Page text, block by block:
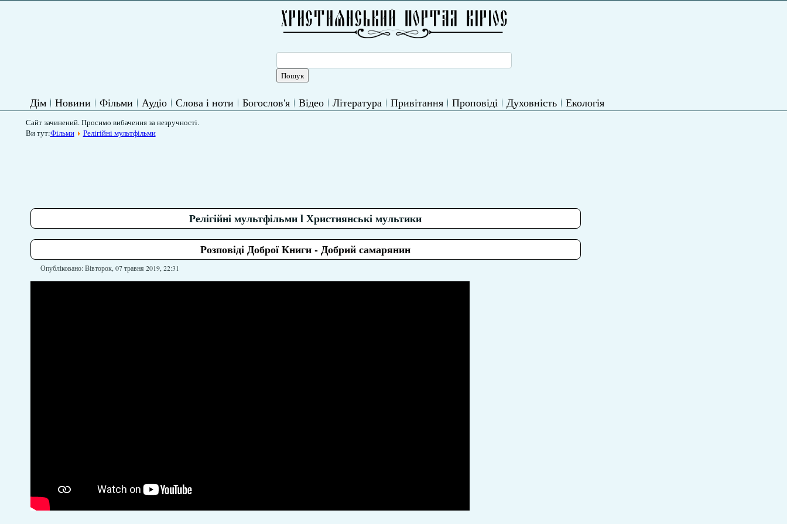
Дім Новини Фільми Аудіо Слова і ноти Богослов'я Відео Література Привітання Проповіді Духовність Екологія
Сайт зачинений. Просимо вибачення за незручності.
Ви тут:Фільми Релігійні мультфільми
Релігійні мультфільми l Християнські мультики
Розповіді Доброї Книги - Добрий самарянин
Опубліковано: Вівторок, 07 травня 2019, 22:31